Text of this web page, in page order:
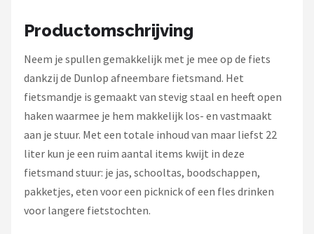
Productomschrijving
Neem je spullen gemakkelijk met je mee op de fiets
dankzij de Dunlop afneembare fietsmand. Het
fietsmandje is gemaakt van stevig staal en heeft open
haken waarmee je hem makkelijk los- en vastmaakt
aan je stuur. Met een totale inhoud van maar liefst 22
liter kun je een ruim aantal items kwijt in deze
fietsmand stuur: je jas, schooltas, boodschappen,
pakketjes, eten voor een picknick of een fles drinken
voor langere fietstochten.